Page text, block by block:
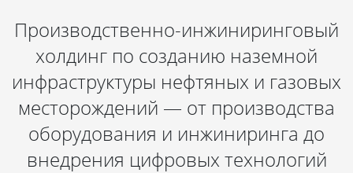
Производственно-инжиниринговый
холдинг по созданию наземной
инфраструктуры нефтяных и газовых
месторождений — от производства
оборудования и инжиниринга до
внедрения цифровых технологий